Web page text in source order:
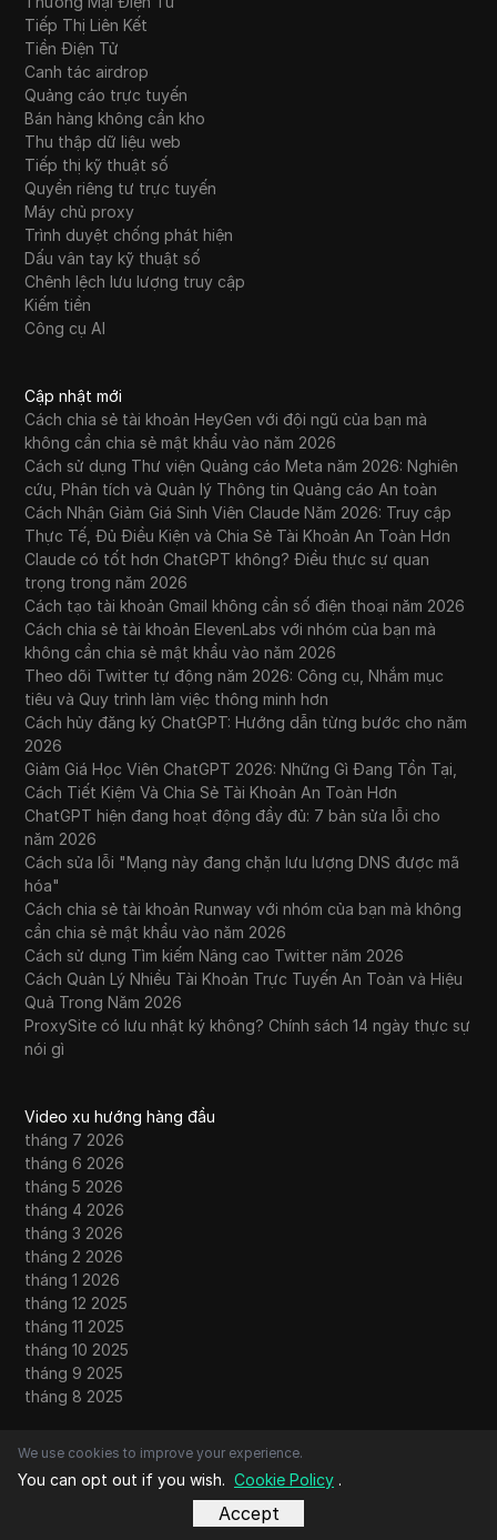
Tiếp Thị Liên Kết
Tiền Điện Tử
Canh tác airdrop
Quảng cáo trực tuyến
Bán hàng không cần kho
Thu thập dữ liệu web
Tiếp thị kỹ thuật số
Quyền riêng tư trực tuyến
Máy chủ proxy
Trình duyệt chống phát hiện
Dấu vân tay kỹ thuật số
Chênh lệch lưu lượng truy cập
Kiếm tiền
Công cụ AI
Cập nhật mới
Cách chia sẻ tài khoản HeyGen với đội ngũ của bạn mà
không cần chia sẻ mật khẩu vào năm 2026
Cách sử dụng Thư viện Quảng cáo Meta năm 2026: Nghiên
cứu, Phân tích và Quản lý Thông tin Quảng cáo An toàn
Cách Nhận Giảm Giá Sinh Viên Claude Năm 2026: Truy cập
Thực Tế, Đủ Điều Kiện và Chia Sẻ Tài Khoản An Toàn Hơn
Claude có tốt hơn ChatGPT không? Điều thực sự quan
trọng trong năm 2026
Cách tạo tài khoản Gmail không cần số điện thoại năm 2026
Cách chia sẻ tài khoản ElevenLabs với nhóm của bạn mà
không cần chia sẻ mật khẩu vào năm 2026
Theo dõi Twitter tự động năm 2026: Công cụ, Nhắm mục
tiêu và Quy trình làm việc thông minh hơn
Cách hủy đăng ký ChatGPT: Hướng dẫn từng bước cho năm
2026
Giảm Giá Học Viên ChatGPT 2026: Những Gì Đang Tồn Tại,
Cách Tiết Kiệm Và Chia Sẻ Tài Khoản An Toàn Hơn
ChatGPT hiện đang hoạt động đầy đủ: 7 bản sửa lỗi cho
năm 2026
Cách sửa lỗi "Mạng này đang chặn lưu lượng DNS được mã
hóa"
Cách chia sẻ tài khoản Runway với nhóm của bạn mà không
cần chia sẻ mật khẩu vào năm 2026
Cách sử dụng Tìm kiếm Nâng cao Twitter năm 2026
Cách Quản Lý Nhiều Tài Khoản Trực Tuyến An Toàn và Hiệu
Quả Trong Năm 2026
ProxySite có lưu nhật ký không? Chính sách 14 ngày thực sự
nói gì
Video xu hướng hàng đầu
tháng 7 2026
tháng 6 2026
tháng 5 2026
tháng 4 2026
tháng 3 2026
tháng 2 2026
tháng 1 2026
tháng 12 2025
tháng 11 2025
tháng 10 2025
tháng 9 2025
tháng 8 2025
Danh bạ
Về chúng tôi
We use cookies to improve your experience.
You can opt out if you wish. Cookie Policy .
Accept